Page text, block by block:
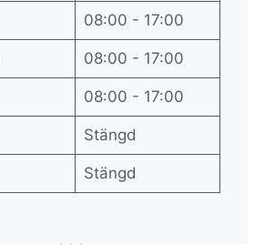
08:00 - 17:00
08:00 - 17:00
08:00 - 17:00
Stängd
Stängd